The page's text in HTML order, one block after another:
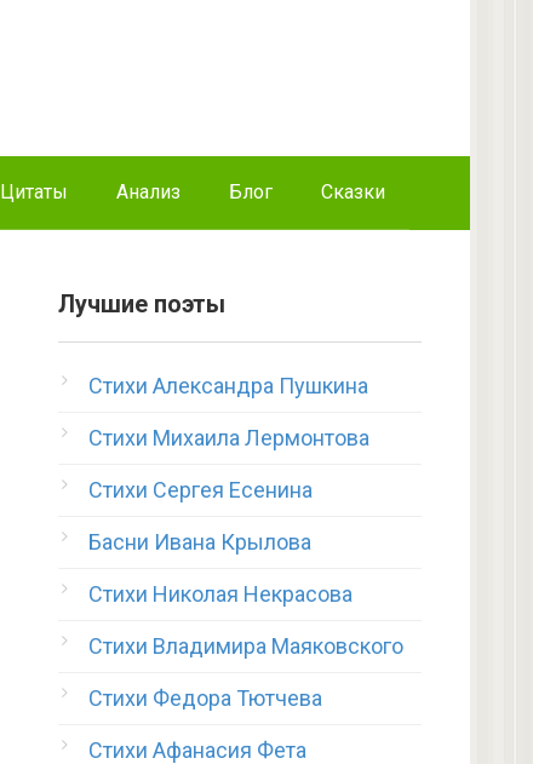
Цитаты Анализ Блог Сказки
Лучшие поэты
Стихи Александра Пушкина
Стихи Михаила Лермонтова
Стихи Сергея Есенина
Басни Ивана Крылова
Стихи Николая Некрасова
Стихи Владимира Маяковского
Стихи Федора Тютчева
Стихи Афанасия Фета